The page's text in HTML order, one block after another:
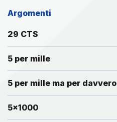
Argomenti
29 CTS
5 per mille
5 per mille ma per davvero
5x1000